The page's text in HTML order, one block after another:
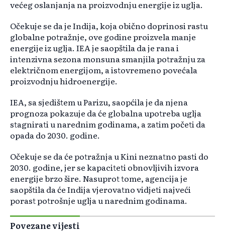
većeg oslanjanja na proizvodnju energije iz uglja.
Očekuje se da je Indija, koja obično doprinosi rastu
globalne potražnje, ove godine proizvela manje
energije iz uglja. IEA je saopštila da je rana i
intenzivna sezona monsuna smanjila potražnju za
električnom energijom, a istovremeno povećala
proizvodnju hidroenergije.
IEA, sa sjedištem u Parizu, saopćila je da njena
prognoza pokazuje da će globalna upotreba uglja
stagnirati u narednim godinama, a zatim početi da
opada do 2030. godine.
Očekuje se da će potražnja u Kini neznatno pasti do
2030. godine, jer se kapaciteti obnovljivih izvora
energije brzo šire. Nasuprot tome, agencija je
saopštila da će Indija vjerovatno vidjeti najveći
porast potrošnje uglja u narednim godinama.
Povezane vijesti